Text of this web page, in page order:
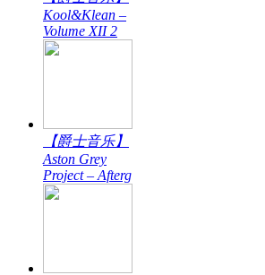
Kool&Klean –
Volume XII 2
【爵士音乐】
Aston Grey
Project – Afterg